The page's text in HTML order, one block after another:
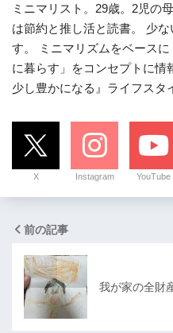
ミニマリスト。29歳。2児の
は節約と推し活と読書。 少
す。 ミニマリズムをベース
に暮らす」をコンセプトに情
少し豊かになる』ライフスタ
X Instagram YouTube
前の記事
我が家の全財